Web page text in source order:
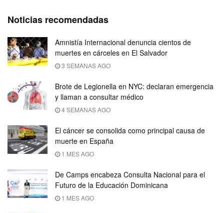
Noticias recomendadas
Amnistía Internacional denuncia cientos de
muertes en cárceles en El Salvador
3 SEMANAS AGO
Brote de Legionella en NYC: declaran emergencia
y llaman a consultar médico
4 SEMANAS AGO
El cáncer se consolida como principal causa de
muerte en España
1 MES AGO
De Camps encabeza Consulta Nacional para el
Futuro de la Educación Dominicana
1 MES AGO